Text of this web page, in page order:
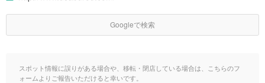
Googleで検索
スポット情報に誤りがある場合や、移転・閉店している場合は、こちらのフ
ォームよりご報告いただけると幸いです。